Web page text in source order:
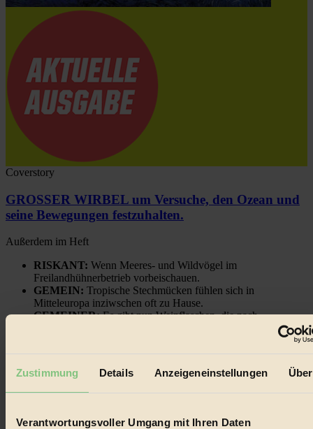
Zustimmung Details Anzeigeneinstellungen
Verantwortungsvoller Umgang mit Ihren Daten
Coverstory
GROSSER WIRBEL um Versuche, den Ozean und
seine Bewegungen festzuhalten.
Außerdem im Heft
RISKANT: Wenn Meeres- und Wildvögel im
Freilandhühnerbetrieb vorbeischauen.
GEMEIN: Tropische Stechmücken fühlen sich in
Mitteleuropa inziwschen oft zu Hause.
GEMEINER:Es gibt nun Weinflaschen, die nach